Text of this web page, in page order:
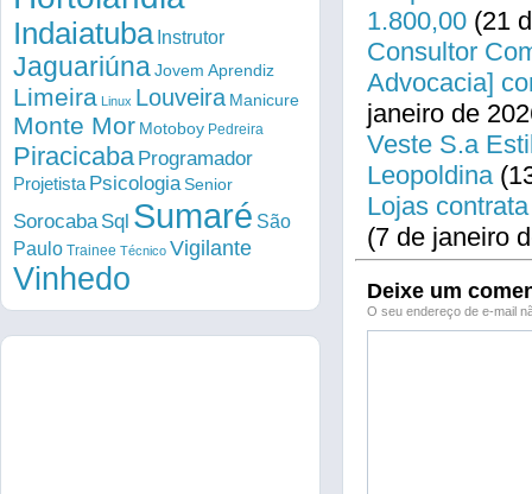
1.800,00 (21
Consultor
Advocacia]
janeiro de
Veste S.a
Leopoldina
Lojas
(7 de janeiro
Deixe um
O seu endereço de e-mail
Indaiatuba Instrutor
Jaguariúna Jovem Aprendiz
Limeira Linux Louveira Manicure
Monte Mor Motoboy Pedreira
Piracicaba Programador
Projetista PsicologiaSenior
Sorocaba Sql Sumaré São
Paulo Trainee Técnico Vigilante
Vinhedo